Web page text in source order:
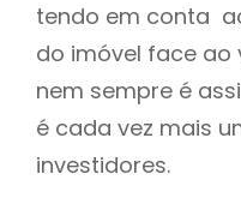
tendo em conta
do imóvel face ao
nem sempre é
é cada vez mais
investidores.